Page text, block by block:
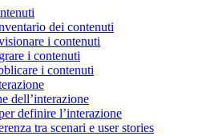
dei contenuti
i contenuti
i contenuti
i contenuti
dell’interazione
definire l’interazione
tra scenari e user stories